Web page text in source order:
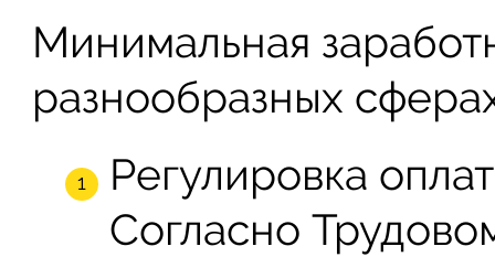
Минимальная
разнообразных
Регулировка
Согласно